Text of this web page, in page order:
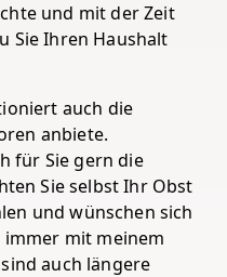
und mit der Zeit
Sie Ihren Haushalt
auch die
anbiete.
für Sie gern die
Sie selbst Ihr Obst
und wünschen sich
immer mit meinem
auch längere